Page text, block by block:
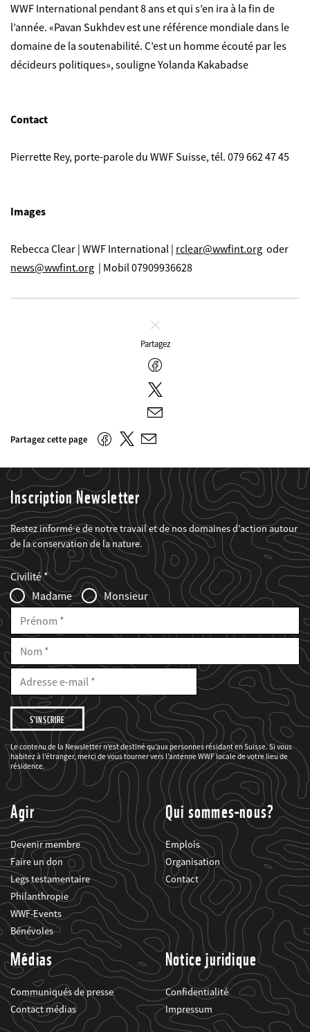
WWF International pendant 8 ans et qui s’en ira à la fin de
l’année. «Pavan Sukhdev est une référence mondiale dans le
domaine de la soutenabilité. C’est un homme écouté par les
décideurs politiques», souligne Yolanda Kakabadse
Contact
Pierrette Rey, porte-parole du WWF Suisse, tél. 079 662 47 45
Images
Rebecca Clear | WWF International | rclear@wwfint.org oder
news@wwfint.org | Mobil 07909936628
Fermer
Partagez
Facebook
Twitter
E-
mail
Partagez cette page FacebookTwitter
E-
Inscription Newsletter
Restez informé·e de notre travail et de nos domaines d’action autour
de la conservation de la nature.
Web2Case
Infofelder
Fieldset
anrede_name
Civilité
Madame
Monsieur
Prénom
Nom
E-
Mail
Adresse
mail
Je
souhaite
être
informé(e)
des
projets
du
WWF.
Le contenu de la Newsletter n’est destiné qu’aux personnes résidant en Suisse. Si vous
habitez à l’étranger, merci de vous tourner vers l’antenne WWF locale de votre lieu de
résidence.
Agir
Devenir membre
Faire un don
Legs testamentaire
Philanthropie
WWF-Events
Bénévoles
Qui sommes-nous?
Emplois
Organisation
Contact
Médias
Communiqués de presse
Contact médias
Notice juridique
Confidentialité
Impressum